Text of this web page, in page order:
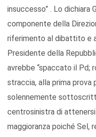
insuccesso” . Lo dichiara
componente della
riferimento al dibattito e
Presidente della
avrebbe “spaccato il Pd;
straccia, alla prima prova
solennemente
centrosinistra di
maggioranza poiché Sel,